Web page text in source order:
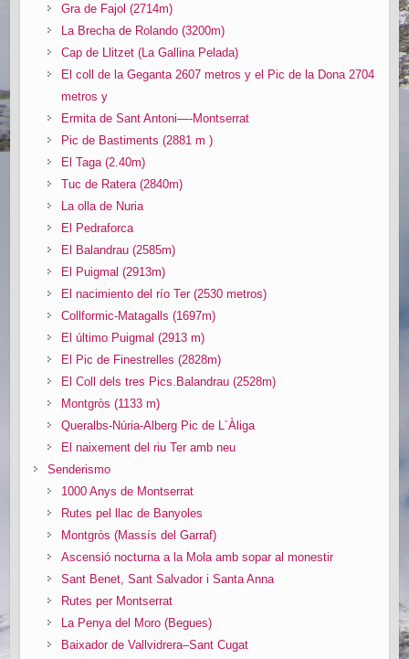
Gra de Fajol (2714m)
La Brecha de Rolando (3200m)
Cap de Llitzet (La Gallina Pelada)
El coll de la Geganta 2607 metros y el Pic de la Dona 2704
metros y
Ermita de Sant Antoni—-Montserrat
Pic de Bastiments (2881 m )
El Taga (2.40m)
Tuc de Ratera (2840m)
La olla de Nuria
El Pedraforca
El Balandrau (2585m)
El Puigmal (2913m)
El nacimiento del río Ter (2530 metros)
Collformic-Matagalls (1697m)
El último Puigmal (2913 m)
El Pic de Finestrelles (2828m)
El Coll dels tres Pics.Balandrau (2528m)
Montgròs (1133 m)
Queralbs-Núria-Alberg Pic de L´Àliga
El naixement del riu Ter amb neu
Senderismo
1000 Anys de Montserrat
Rutes pel llac de Banyoles
Montgròs (Massís del Garraf)
Ascensió nocturna a la Mola amb sopar al monestir
Sant Benet, Sant Salvador i Santa Anna
Rutes per Montserrat
La Penya del Moro (Begues)
Baixador de Vallvidrera–Sant Cugat